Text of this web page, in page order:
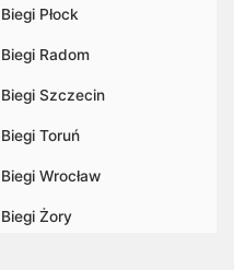
Biegi Płock
Biegi Radom
Biegi Szczecin
Biegi Toruń
Biegi Wrocław
Biegi Żory